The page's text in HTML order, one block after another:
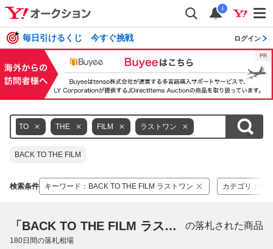
i
毎日引けるくじ 今すぐ挑戦 ログイン
TO THE FILM ラストワン
BACK TO THE FILM
検索条件 キーワード ： BACK TO THE FILM ラストワン カテゴリ ： そ
「BACK TO THE FILM ラストワン」 の落札された商品
180日間の落札相場